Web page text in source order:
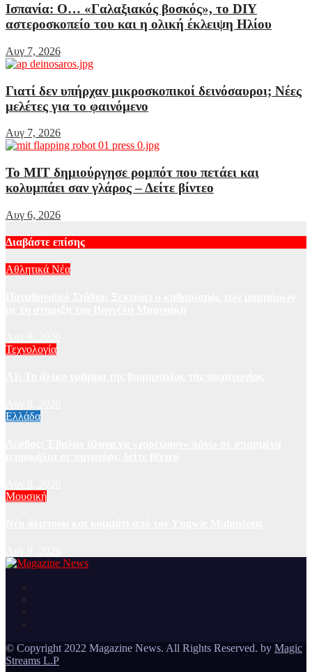
Ισπανία: Ο… «Γαλαξιακός βοσκός», το DIY
αστεροσκοπείο του και η ολική έκλειψη Ηλίου
Αυγ 7, 2026
Γιατί δεν υπήρχαν μικροσκοπικοί δεινόσαυροι; Νέες
μελέτες για το φαινόμενο
Αυγ 7, 2026
Το MIT δημιούργησε ρομπότ που πετάει και
κολυμπάει σαν γλάρος – Δείτε βίντεο
Αυγ 6, 2026
Διαβάστε επίσης
Αθλητικά Νέα
Τεχνολογία
Ελλάδα
Μουσική
© Copyright 2022 Magazine News. All Rights Reserved. by Magic
Streams L.P